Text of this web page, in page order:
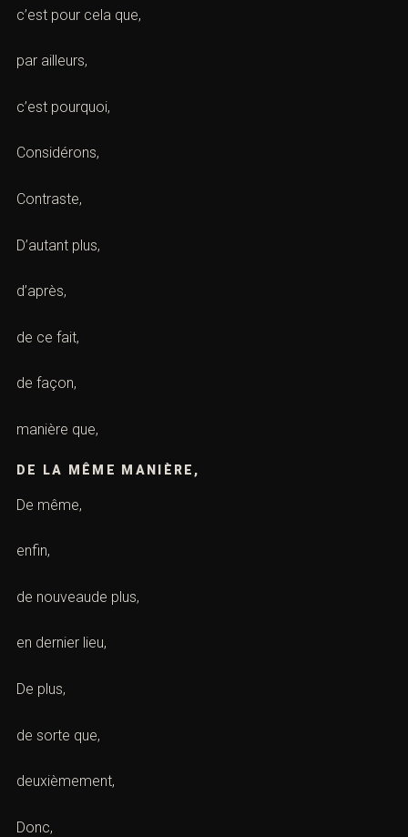
c’est pour cela que,
par ailleurs,
c’est pourquoi,
Considérons,
Contraste,
D’autant plus,
d’après,
de ce fait,
de façon,
manière que,
DE LA MÊME MANIÈRE,
De même,
enfin,
de nouveaude plus,
en dernier lieu,
De plus,
de sorte que,
deuxièmement,
Donc,